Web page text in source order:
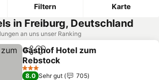
Filtern Karte
in Freiburg, Deutschland
an uns unser Ranking
TeilenZu Favoriten hinzufügen
Gasthof Hotel zum
Rebstock
Preise sehen
3 Sterne
8.0 Sehr gut
705